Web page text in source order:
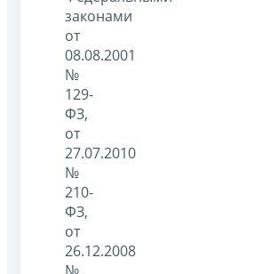
законами
от
08.08.2001
№
129-
ФЗ,
от
27.07.2010
№
210-
ФЗ,
от
26.12.2008